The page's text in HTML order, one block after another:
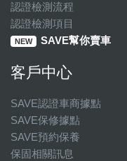
認證檢測流程
認證檢測項目
NEW SAVE幫你賣車
客戶中心
SAVE認證車商據點
SAVE保修據點
SAVE預約保養
保固相關訊息